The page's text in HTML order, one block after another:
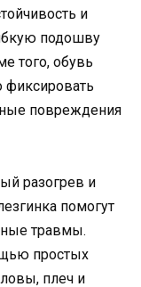
и
подошву
того, обувь
повреждения
разогрев и
помогут
травмы.
простых
плеч и